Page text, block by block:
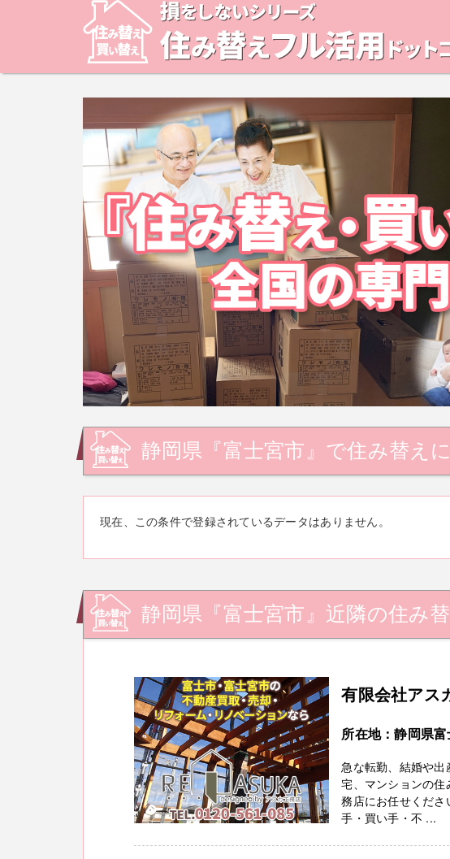
静岡県『富士宮市』で住み替え
現在、この条件で登録されているデータはありません。
静岡県『富士宮市』近隣の住み
有限会社アス
所在地：静岡県
急な転勤、結婚や
宅、マンションの
務店にお任せくだ
手・買い手・不 ...